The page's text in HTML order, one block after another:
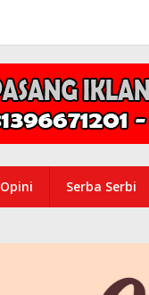
Opini Serba Serbi